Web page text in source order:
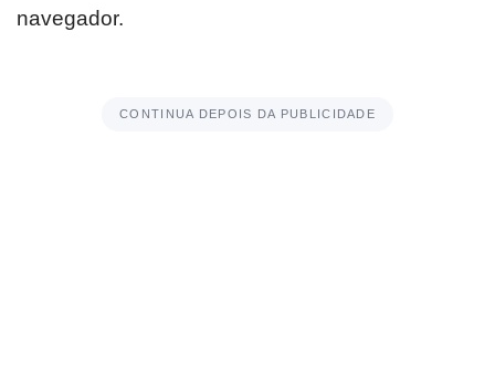
navegador.
CONTINUA DEPOIS DA PUBLICIDADE